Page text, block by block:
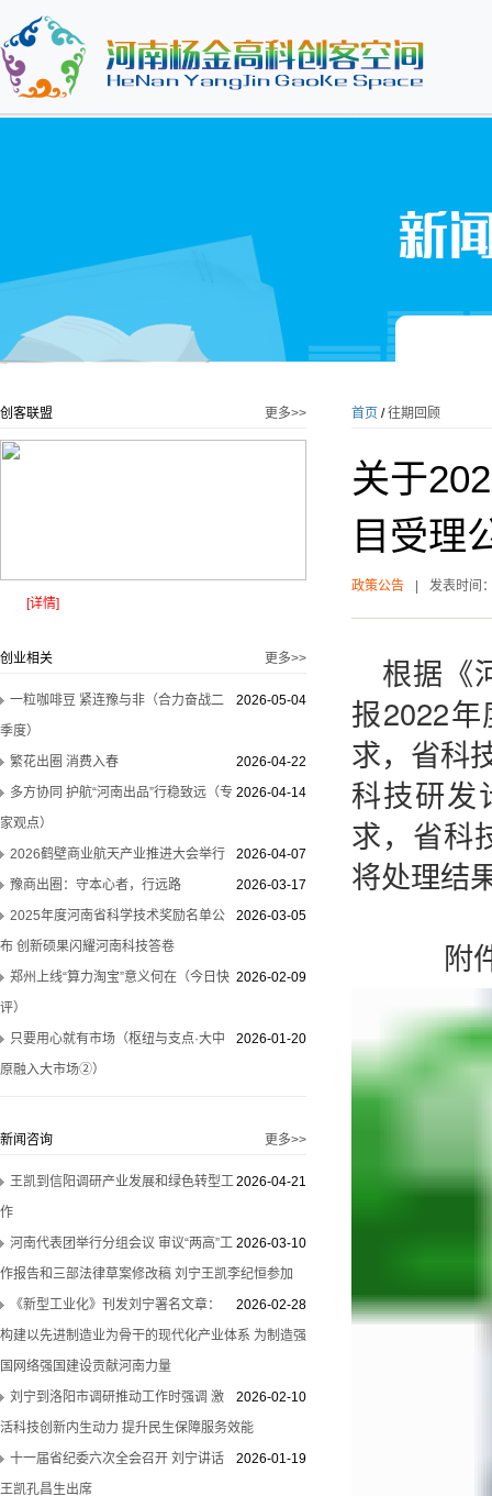
更多>>
创客联盟
[详情]
更多>>
创业相关
2026-05-04
一粒咖啡豆 紧连豫与非（合力奋战二
季度）
2026-04-22
繁花出圈 消费入春
2026-04-14
多方协同 护航“河南出品”行稳致远（专
家观点）
2026-04-07
2026鹤壁商业航天产业推进大会举行
2026-03-17
豫商出圈：守本心者，行远路
2026-03-05
2025年度河南省科学技术奖励名单公
布 创新硕果闪耀河南科技答卷
2026-02-09
郑州上线“算力淘宝”意义何在（今日快
评）
2026-01-20
只要用心就有市场（枢纽与支点·大中
原融入大市场②）
更多>>
新闻咨询
2026-04-21
王凯到信阳调研产业发展和绿色转型工
作
2026-03-10
河南代表团举行分组会议 审议“两高”工
作报告和三部法律草案修改稿 刘宁王凯李纪恒参加
2026-02-28
《新型工业化》刊发刘宁署名文章：
构建以先进制造业为骨干的现代化产业体系 为制造强
国网络强国建设贡献河南力量
2026-02-10
刘宁到洛阳市调研推动工作时强调 激
活科技创新内生动力 提升民生保障服务效能
2026-01-19
十一届省纪委六次全会召开 刘宁讲话
王凯孔昌生出席
首页 /往期回顾
关于
目受理
政策公告 发表时间
根据《
报2022
求，省科
科技研发
求，省科
将处理结
附